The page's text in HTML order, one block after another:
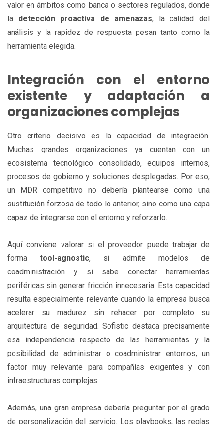
valor en ámbitos como banca o sectores regulados, donde
la detección proactiva de amenazas, la calidad del
análisis y la rapidez de respuesta pesan tanto como la
herramienta elegida.
Integración con el entorno
existente y adaptación a
organizaciones complejas
Otro criterio decisivo es la capacidad de integración.
Muchas grandes organizaciones ya cuentan con un
ecosistema tecnológico consolidado, equipos internos,
procesos de gobierno y soluciones desplegadas. Por eso,
un MDR competitivo no debería plantearse como una
sustitución forzosa de todo lo anterior, sino como una capa
capaz de integrarse con el entorno y reforzarlo.
Aquí conviene valorar si el proveedor puede trabajar de
formatool-agnostic, si admite modelos de
coadministración y si sabe conectar herramientas
periféricas sin generar fricción innecesaria. Esta capacidad
resulta especialmente relevante cuando la empresa busca
acelerar su madurez sin rehacer por completo su
arquitectura de seguridad. Sofistic destaca precisamente
esa independencia respecto de las herramientas y la
posibilidad de administrar o coadministrar entornos, un
factor muy relevante para compañías exigentes y con
infraestructuras complejas.
Además, una gran empresa debería preguntar por el grado
de personalización del servicio. Los playbooks, las reglas